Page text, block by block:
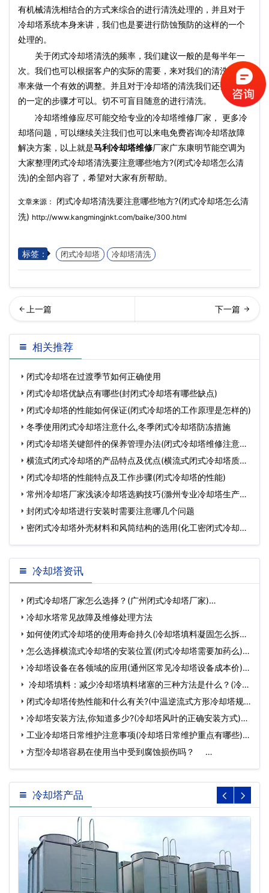
有机械清洗相结合的方式来综合的进行清洗处理的，并且对于
冷却塔系统本身来讲，我们也是要进行防蚀预防的这样的一个
处理的。
关于闭式冷却塔清洗的频率，我们建议一般的是每半年一
次。我们也可以根据客户的实际的需要，来对我们的清洗的频
率来做一个有效的调整。并且对于冷却塔的清洗我们还要注意
的一定的步骤才可以。切不可盲目随意的进行清洗。
冷却塔维修应尽可能交给专业的冷却塔维修厂家， 更多冷
却塔问题，可以继续关注我们也可以来电免费咨询冷却塔故障
解决方案，以上就是马利冷却塔维修厂家广东康明节能空调为
大家整理闭式冷却塔清洗要注意哪些地方?(闭式冷却塔怎么清
洗)的全部内容了，希望对大家有所帮助。
文章来源：
闭式冷却塔清洗要注意哪些地方?(闭式冷却塔怎么清
洗) http://www.kangmingjnkt.com/baike/300.html
标签： 闭式冷却塔 冷却塔清洗
央空调冷却塔维护具体内容
事项有哪些…
璃钢冷却塔外壳选择的注意
事项(冷却塔外壳材质
相关推荐
闭式冷却塔在过渡季节如何正确使用
闭式冷却塔优缺点有哪些(封闭式冷却塔有哪些缺点)
闭式冷却塔的性能如何保证(闭式冷却塔的工作原理是怎样的)
冬季使用闭式冷却塔注意什么,冬季闭式冷却塔防冻措施
闭式冷却塔关键部件的保养管理办法(闭式冷却塔维修注意事
项 横流式闭式冷却塔的产品特点及优点(横流式闭式冷却塔质量
好 闭式冷却塔的性能特点及工作步骤(闭式冷却塔的性能)
常州冷却塔厂家浅谈冷却塔选购技巧(滁州专业冷却塔生产厂
家 封闭式冷却塔进行安装时需要注意哪几个问题
密闭式冷却塔外壳材料和风筒结构的选用(化工密闭式冷却塔
定
冷却塔资讯
闭式冷却塔厂家怎么选择？(广州闭式冷却塔厂家)…
冷却水塔常见故障及维修处理方法
如何使闭式冷却塔的使用寿命持久(冷却塔填料凝固怎么拆除)
… 怎么选择横流式冷却塔的安装位置(闭式冷却塔需要加药么)…
冷却塔设备在各领域的应用(通州区常见冷却塔设备成本价)…
冷却塔填料：减少冷却塔填料堵塞的三种方法是什么？(冷却
塔填…
闭式冷却塔传热性能和什么有关?(中温逆流式方形冷却塔规
格)…
冷却塔安装方法,你知道多少?(冷却塔风叶的正确安装方式)…
工业冷却塔日常维护注意事项(冷却塔日常维护重点有哪些)…
方型冷却塔容易在使用当中受到腐蚀损伤吗？ …
冷却塔产品